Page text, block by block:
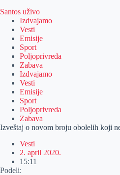
Santos uživo
Izdvajamo
Vesti
Emisije
Sport
Poljoprivreda
Zabava
Izdvajamo
Vesti
Emisije
Sport
Poljoprivreda
Zabava
Izveštaj o novom broju obolelih koji
Vesti
2. april 2020.
15:11
Podeli: